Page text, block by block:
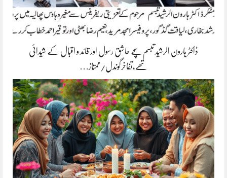
ڈاکٹر ہارون الرشید تبسم سچے عاشق رسول اور قائد و اقبال کے شیدائی
تھے،تفاخرگوندل/ممتاز…